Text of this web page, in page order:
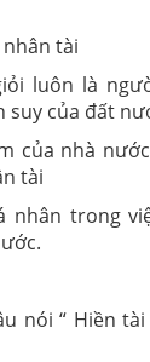
tài
luôn là
của đất
của nhà
tài
nhân trong
nói “ Hiền